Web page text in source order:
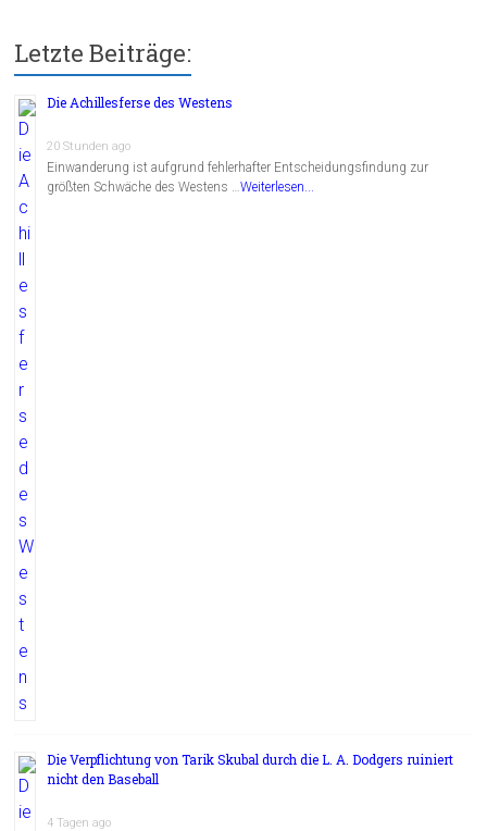
Letzte Beiträge:
Die Achillesferse des Westens
20 Stunden ago
Einwanderung ist aufgrund fehlerhafter Entscheidungsfindung zur
größten Schwäche des Westens …Weiterlesen...
Die Verpflichtung von Tarik Skubal durch die L. A. Dodgers ruiniert
nicht den Baseball
4 Tagen ago